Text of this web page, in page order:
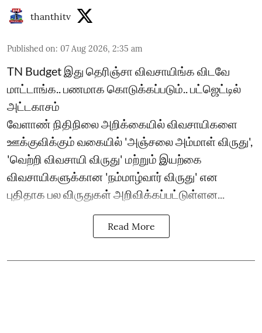
thanthitv
Published on: 07 Aug 2026, 2:35 am
TN Budget இது தெரிஞ்சா விவசாயிங்க விடவே
மாட்டாங்க.. பணமாக கொடுக்கப்படும்.. பட்ஜெட்டில்
அட்டகாசம்
வேளாண் நிதிநிலை அறிக்கையில் விவசாயிகளை
ஊக்குவிக்கும் வகையில் 'அஞ்சலை அம்மாள் விருது',
'வெற்றி விவசாயி விருது' மற்றும் இயற்கை
விவசாயிகளுக்கான 'நம்மாழ்வார் விருது' என
புதிதாக பல விருதுகள் அறிவிக்கப்பட்டுள்ளன...
Read More